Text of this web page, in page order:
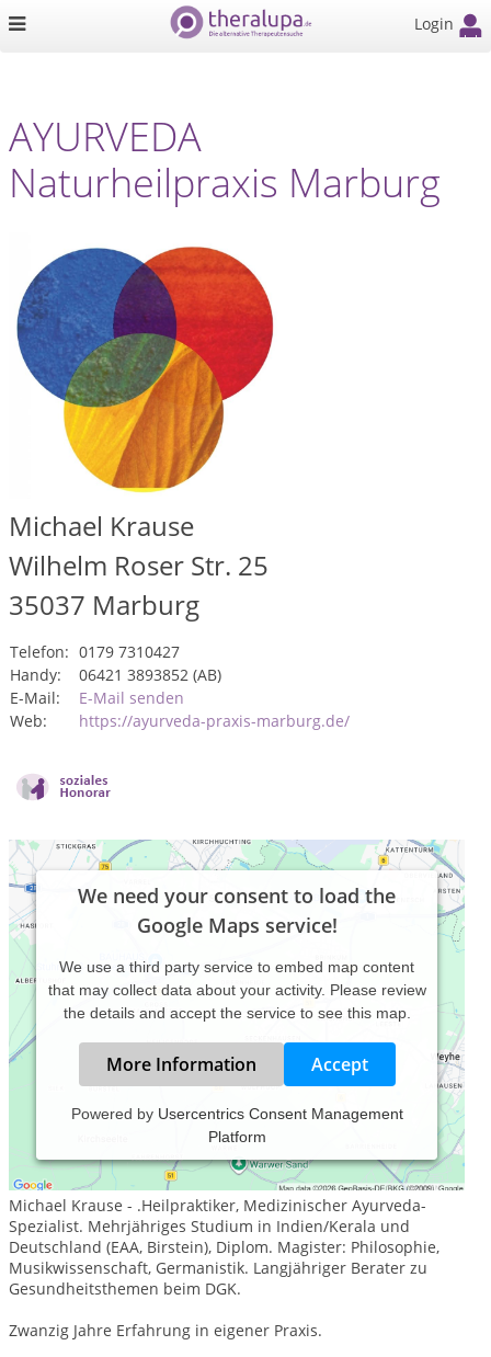
Login
AYURVEDA
Naturheilpraxis Marburg
Michael Krause
Wilhelm Roser Str. 25
35037 Marburg
Telefon: 0179 7310427
Handy:
06421 3893852 (AB)
E-Mail:
E-Mail senden
Web:
https://ayurveda-praxis-marburg.de/
We need your consent to load the
Google Maps service!
We use a third party service to embed map content
that may collect data about your activity. Please review
the details and accept the service to see this map.
More Information Accept
Powered by Usercentrics Consent Management
Platform
Ayurveda Naturheilpraxis Marburg/ Gießen - Ayurveda-
Medizin
Michael Krause - .Heilpraktiker, Medizinischer Ayurveda-
Spezialist. Mehrjähriges Studium in Indien/Kerala und
Deutschland (EAA, Birstein), Diplom. Magister: Philosophie,
Musikwissenschaft, Germanistik. Langjähriger Berater zu
Gesundheitsthemen beim DGK.
Zwanzig Jahre Erfahrung in eigener Praxis.